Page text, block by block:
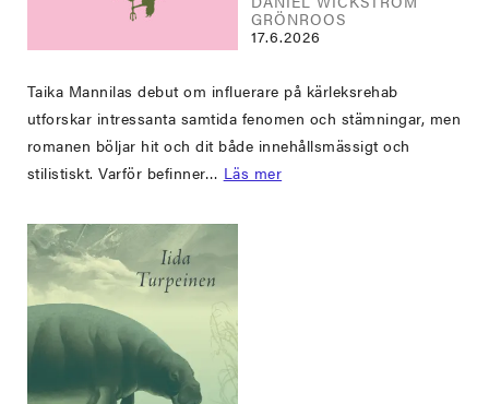
GRÖNROOS
17.6.2026
Taika Mannilas debut om influerare på kärleksrehab
utforskar intressanta samtida fenomen och stämningar, men
romanen böljar hit och dit både innehållsmässigt och
stilistiskt. Varför befinner… Läs mer